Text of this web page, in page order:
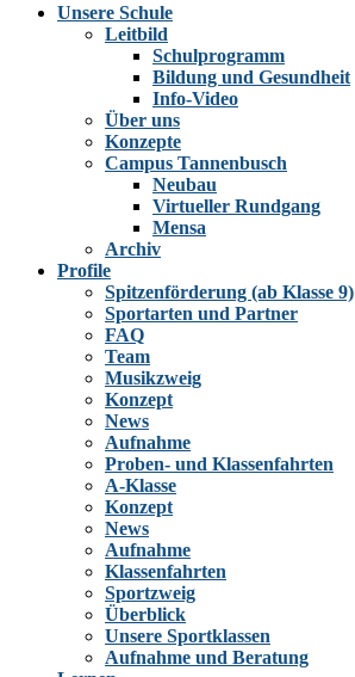
Unsere Schule
Leitbild
Schulprogramm
Bildung und Gesundheit
Info-Video
Über uns
Konzepte
Campus Tannenbusch
Neubau
Virtueller Rundgang
Mensa
Archiv
Profile
Spitzenförderung (ab Klasse 9)
Sportarten und Partner
FAQ
Team
Musikzweig
Konzept
News
Aufnahme
Proben- und Klassenfahrten
A-Klasse
Konzept
News
Aufnahme
Klassenfahrten
Sportzweig
Überblick
Unsere Sportklassen
Aufnahme und Beratung